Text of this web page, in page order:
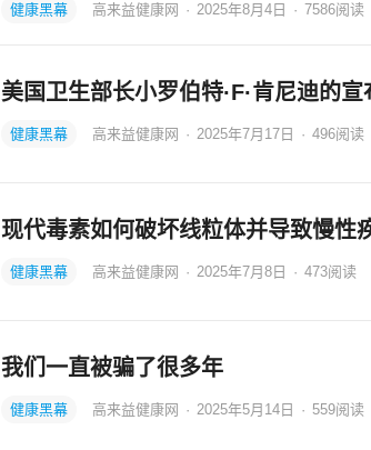
健康黑幕 高来益健康网 · 2025年8月4日 · 7586阅读
美国卫生部长小罗伯特·F·肯尼迪的宣
健康黑幕 高来益健康网 · 2025年7月17日 · 496阅读
现代毒素如何破坏线粒体并导致慢性
健康黑幕 高来益健康网 · 2025年7月8日 · 473阅读
我们一直被骗了很多年
健康黑幕 高来益健康网 · 2025年5月14日 · 559阅读